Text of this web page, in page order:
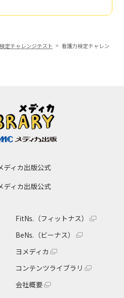
定チャレンジテスト
看護力検定チャレン
ディカ出版公式
ディカ出版公式
FitNs.（フィットナス）
BeNs.（ビーナス）
ヨメディカ
コンテンツライブラリ
会社概要